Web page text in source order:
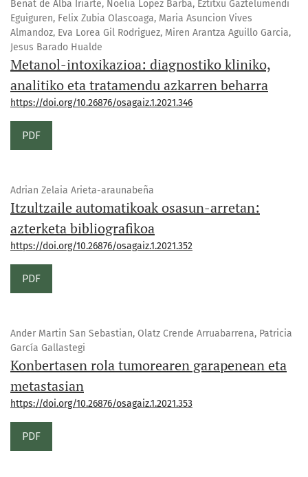
Beñat de Alba Iriarte, Noelia Lopez Barba, Eztitxu Gaztelumendi
Eguiguren, Felix Zubia Olascoaga, Maria Asuncion Vives
Almandoz, Eva Lorea Gil Rodriguez, Miren Arantza Aguillo Garcia,
Jesus Barado Hualde
Metanol-intoxikazioa: diagnostiko kliniko,
analitiko eta tratamendu azkarren beharra
https://doi.org/10.26876/osagaiz.1.2021.346
PDF
Adrian Zelaia Arieta-araunabeña
Itzultzaile automatikoak osasun-arretan:
azterketa bibliografikoa
https://doi.org/10.26876/osagaiz.1.2021.352
PDF
Ander Martin San Sebastian, Olatz Crende Arruabarrena, Patricia
García Gallastegi
Konbertasen rola tumorearen garapenean eta
metastasian
https://doi.org/10.26876/osagaiz.1.2021.353
PDF